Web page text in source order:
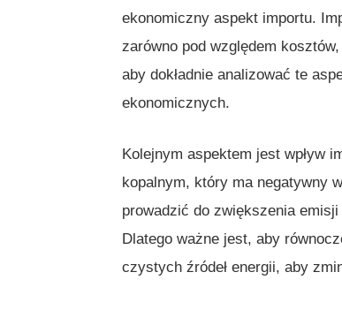
ekonomiczny aspekt importu.
zarówno pod względem
aby dokładnie analizować te
ekonomicznych.
Kolejnym aspektem jest wpływ
kopalnym, który ma negatywny
prowadzić do zwiększenia
Dlatego ważne jest, aby
czystych źródeł energii, aby